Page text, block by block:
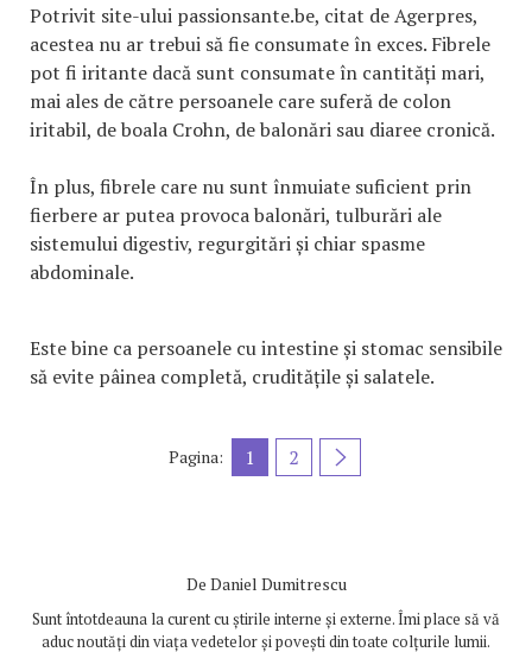
Potrivit site-ului passionsante.be, citat de Agerpres,
acestea nu ar trebui să fie consumate în exces. Fibrele
pot fi iritante dacă sunt consumate în cantități mari,
mai ales de către persoanele care suferă de colon
iritabil, de boala Crohn, de balonări sau diaree cronică.
În plus, fibrele care nu sunt înmuiate suficient prin
fierbere ar putea provoca balonări, tulburări ale
sistemului digestiv, regurgitări și chiar spasme
abdominale.
Este bine ca persoanele cu intestine și stomac sensibile
să evite pâinea completă, cruditățile și salatele.
Pagina: 1 2
De Daniel Dumitrescu
Sunt întotdeauna la curent cu știrile interne și externe. Îmi place să vă
aduc noutăți din viața vedetelor și povești din toate colțurile lumii.